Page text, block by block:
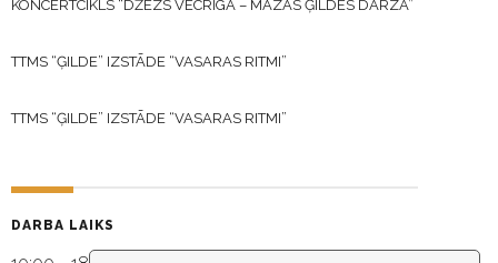
KONCERTCIKLS “DŽEZS VECRĪGĀ – MAZĀS ĢILDES DĀRZĀ”
TTMS “ĢILDE” IZSTĀDE “VASARAS RITMI”
TTMS “ĢILDE” IZSTĀDE “VASARAS RITMI”
DARBA LAIKS